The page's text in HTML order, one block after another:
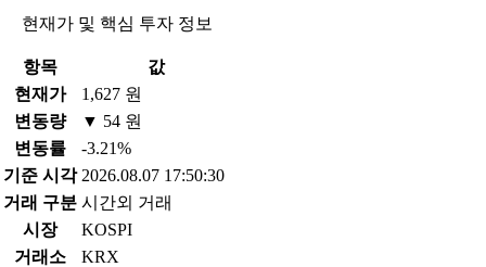
현재가 및 핵심 투자 정보
항목
값
현재가
1,627 원
변동량
▼ 54 원
변동률
-3.21%
기준 시각 2026.08.07 17:50:30
거래 구분 시간외 거래
시장
KOSPI
거래소
KRX